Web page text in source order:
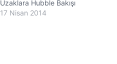
Uzaklara Hubble Bakışı
17 Nisan 2014